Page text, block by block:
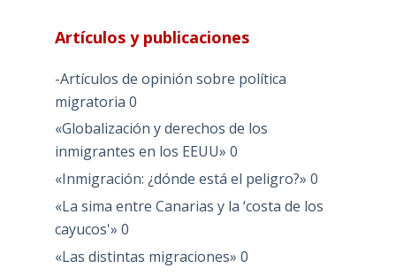
Artículos y publicaciones
-Artículos de opinión sobre política
migratoria 0
«Globalización y derechos de los
inmigrantes en los EEUU» 0
«Inmigración: ¿dónde está el peligro?» 0
«La sima entre Canarias y la ‘costa de los
cayucos'» 0
«Las distintas migraciones» 0